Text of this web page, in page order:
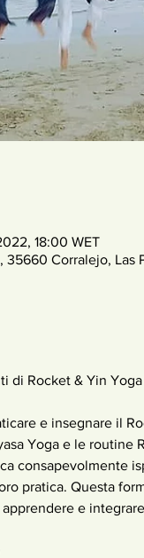
18:00 WET
Corralejo, Las
di Rocket & Yin
Yoga e le
consapevolmente
pratica. Questa
e